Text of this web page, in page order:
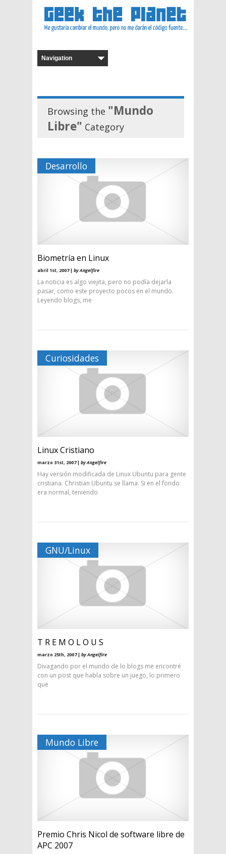
Browsing the "Mundo
Libre" Category
Desarrollo
Biometrí­a en Linux
abril 1st, 2007 | by Angelfire
La noticia es algo viejita, pero no podí­a dejarla
pasar, como este proyecto pocos en el mundo.
Leyendo blogs, me
Curiosidades
Linux Cristiano
marzo 31st, 2007 | by Angelfire
Hay versión modificada de Linux Ubuntu para gente
cristiana. Christian Ubuntu se llama. Si en el fondo
era normal, teniendo
GNU/Linux
T R E M O L O U S
marzo 25th, 2007 | by Angelfire
Divagando por el mundo de lo blogs me encontré
con un post que habla sobre un juego, lo primero
que
Mundo Libre
Premio Chris Nicol de software libre de
APC 2007